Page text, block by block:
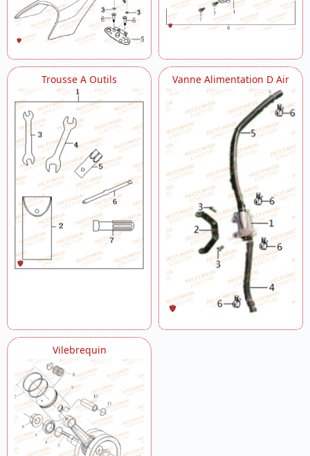
Trousse A Outils Vanne Alimentation D Air
Vilebrequin